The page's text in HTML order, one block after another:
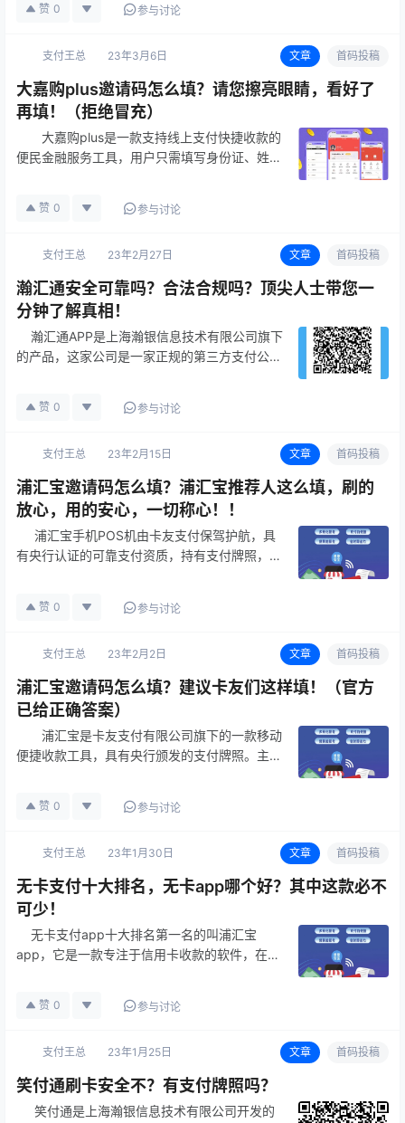
款码为一体的app！首创线…
赞 0 参与讨论
支付王总 23年3月6日 文章 首码投稿
大嘉购plus邀请码怎么填？请您擦亮眼睛，看好了
再填！（拒绝冒充）
大嘉购plus是一款支持线上支付快捷收款的
便民金融服务工具，用户只需填写身份证、姓
申请信用咔，额度高、…
赞 0 参与讨论
支付王总 23年2月27日 文章 首码投稿
瀚汇通安全可靠吗？合法合规吗？顶尖人士带您一
分钟了解真相！
瀚汇通APP是上海瀚银信息技术有限公司旗下
的产品，这家公司是一家正规的第三方支付公
用这款…
赞 0 参与讨论
支付王总 23年2月15日 文章 首码投稿
浦汇宝邀请码怎么填？浦汇宝推荐人这么填，刷的
放心，用的安心，一切称心！！
浦汇宝手机POS机由卡友支付保驾护航，具
有央行认证的可靠支付资质，持有支付牌照，银
护，所以使用浦汇宝没必要担心收款安全…
赞 0 参与讨论
支付王总 23年2月2日 文章 首码投稿
浦汇宝邀请码怎么填？建议卡友们这样填！（官方
已给正确答案）
浦汇宝是卡友支付有限公司旗下的一款移动
便捷收款工具，具有央行颁发的支付牌照。主要
汇宝app是一款手机p…
赞 0 参与讨论
支付王总 23年1月30日 文章 首码投稿
无卡支付十大排名，无卡app哪个好？其中这款必不
可少！
无卡支付app十大排名第一名的叫浦汇宝
app，它是一款专注于信用卡收款的软件，在冠
国人民银行颁发的支…
赞 0 参与讨论
支付王总 23年1月25日 文章 首码投稿
笑付通刷卡安全不？有支付牌照吗？
笑付通是上海瀚银信息技术有限公司开发的